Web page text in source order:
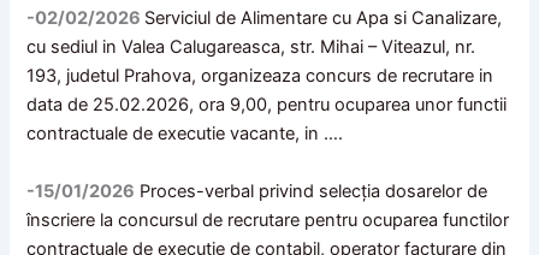
-02/02/2026 Serviciul de Alimentare cu Apa si Canalizare,
cu sediul in Valea Calugareasca, str. Mihai – Viteazul, nr.
193, judetul Prahova, organizeaza concurs de recrutare in
data de 25.02.2026, ora 9,00, pentru ocuparea unor functii
contractuale de executie vacante, in ….
-15/01/2026 Proces-verbal privind selecția dosarelor de
înscriere la concursul de recrutare pentru ocuparea functilor
contractuale de execuție de contabil, operator facturare din